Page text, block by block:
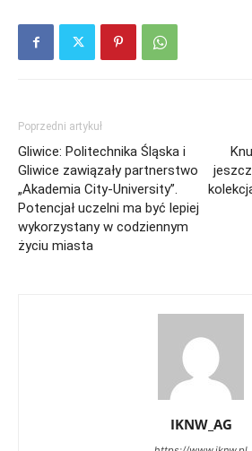
Poprzedni artykuł
Gliwice: Politechnika Śląska i
Gliwice zawiązały partnerstwo
„Akademia City-University”.
Potencjał uczelni ma być lepiej
wykorzystany w codziennym
życiu miasta
IKNW_AG